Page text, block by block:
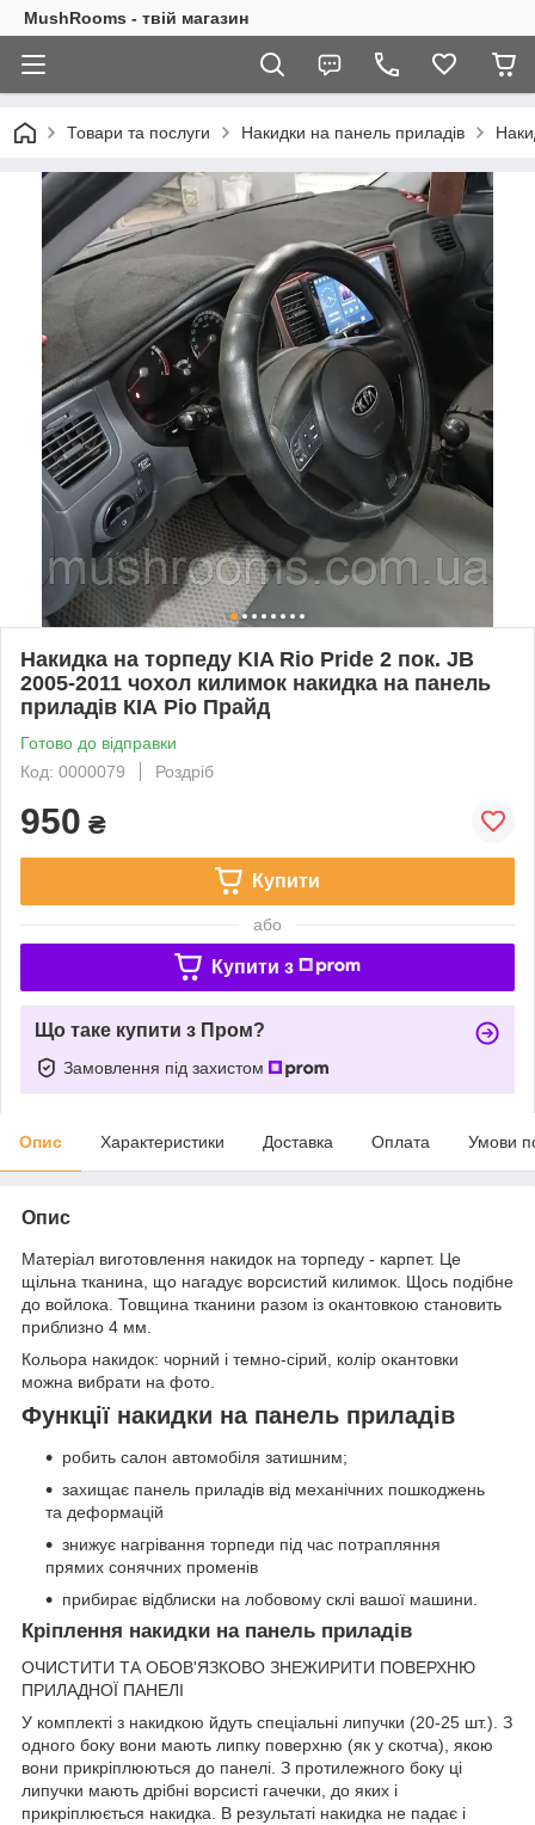
MushRooms - твій магазин
Товари та послуги Накидки на панель приладів
Накидка на торпеду KIA Rio Pride 2 пок. JB
2005-2011 чохол килимок накидка на панель
приладів КІА Ріо Прайд
Готово до відправки
Код: 0000079
Роздріб
950 ₴
Купити
або
Купити з
Що таке купити з Пром?
Замовлення під захистом
Опис Характеристики Доставка Оплата Умови
Опис
Матеріал виготовлення накидок на торпеду - карпет. Це
щільна тканина, що нагадує ворсистий килимок. Щось подібне
до войлока. Товщина тканини разом із окантовкою становить
приблизно 4 мм.
Кольора накидок: чорний і темно-сірий, колір окантовки
можна вибрати на фото.
Функції накидки на панель приладів
робить салон автомобіля затишним;
захищає панель приладів від механічних пошкоджень
та деформацій
знижує нагрівання торпеди під час потрапляння
прямих сонячних променів
прибирає відблиски на лобовому склі вашої машини.
Кріплення накидки на панель приладів
ОЧИСТИТИ ТА ОБОВ'ЯЗКОВО ЗНЕЖИРИТИ ПОВЕРХНЮ
ПРИЛАДНОЇ ПАНЕЛІ
У комплекті з накидкою йдуть спеціальні липучки (20-25 шт.). З
одного боку вони мають липку поверхню (як у скотча), якою
вони прикріплюються до панелі. З протилежного боку ці
липучки мають дрібні ворсисті гачечки, до яких і
прикріплюється накидка. В результаті накидка не падає і